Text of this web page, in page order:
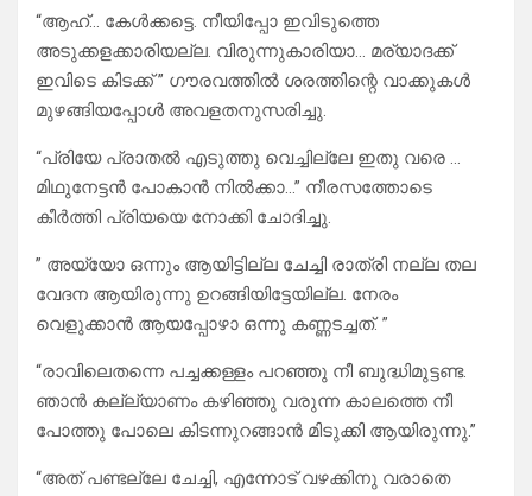
“ആഹ്… കേൾക്കട്ടെ. നീയിപ്പോ ഇവിടുത്തെ
അടുക്കളക്കാരിയല്ല. വിരുന്നുകാരിയാ… മര്യാദക്ക്
ഇവിടെ കിടക്ക് ” ഗൗരവത്തിൽ ശരത്തിന്റെ വാക്കുകൾ
മുഴങ്ങിയപ്പോൾ അവളതനുസരിച്ചു.
“പ്രിയേ പ്രാതൽ എടുത്തു വെച്ചില്ലേ ഇതു വരെ …
മിഥുനേട്ടൻ പോകാൻ നിൽക്കാ…” നീരസത്തോടെ
കീർത്തി പ്രിയയെ നോക്കി ചോദിച്ചു.
” അയ്യോ ഒന്നും ആയിട്ടില്ല ചേച്ചി രാത്രി നല്ല തല
വേദന ആയിരുന്നു ഉറങ്ങിയിട്ടേയില്ല. നേരം
വെളുക്കാൻ ആയപ്പോഴാ ഒന്നു കണ്ണടച്ചത്. ”
“രാവിലെതന്നെ പച്ചക്കള്ളം പറഞ്ഞു നീ ബുദ്ധിമുട്ടണ്ട.
ഞാൻ കല്ല്യാണം കഴിഞ്ഞു വരുന്ന കാലത്തെ നീ
പോത്തു പോലെ കിടന്നുറങ്ങാൻ മിടുക്കി ആയിരുന്നു.”
“അത് പണ്ടല്ലേ ചേച്ചി, എന്നോട് വഴക്കിനു വരാതെ